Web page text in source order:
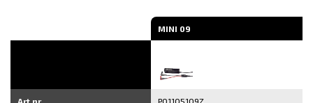
MINI 09
Art.nr P01105109Z